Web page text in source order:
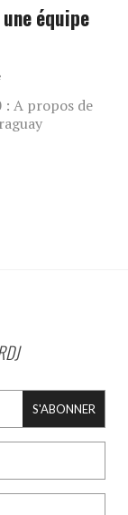
équipe
: A propos de
S'ABONNER